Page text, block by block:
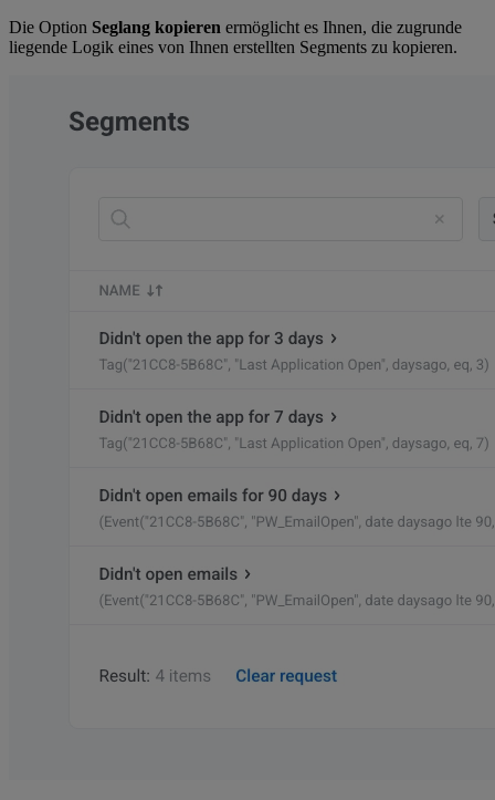
Die Option Seglang kopieren ermöglicht es Ihnen, die zugrunde
liegende Logik eines von Ihnen erstellten Segments zu kopieren.